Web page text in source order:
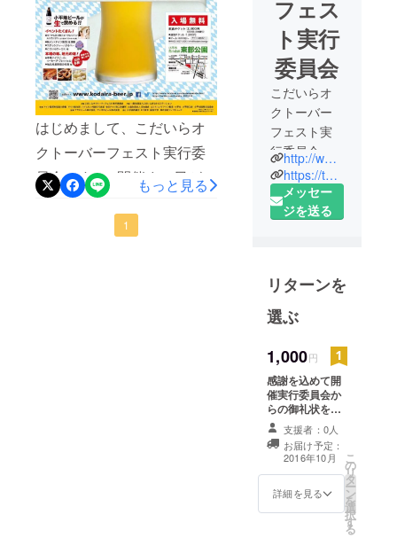
はじめまして、こだいらオ
クトーバーフェスト実行委
員会です！ 開催まで日が
迫ってきておりますが、 既
に多くの方から支援いただ
もっと見る
1
フェス
ト実行
委員会
こだいらオ
クトーバー
フェスト実
行委員会で
す。
【日時】
【会場】東
京都小平市
花小金井東
【時間】両
日11:00～
20:00(雨天決
行/荒天中止)
http://www.kodaira-beer.jp/
https://twitter.com/kodaira_okf2016
メッセー
ジを送る
リターンを
選ぶ
1,000円
感謝を込めて開
催実行委員会か
らの御礼状を送
付いたします。
支援者：0人
お届け予定：
2016年10月
詳細を見る
こ
の
リ
タ
ー
ン
を
選
択
す
る